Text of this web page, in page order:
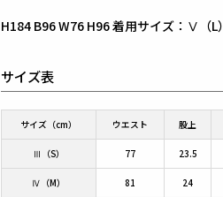
H184 B96 W76 H96 着用サイズ：Ⅴ（L）
サイズ表
サイズ（cm） ウエスト 股上
Ⅲ（S） 77 23.5
Ⅳ（M） 81 24